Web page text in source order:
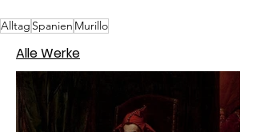
Alltag Spanien Murillo
Alle Werke